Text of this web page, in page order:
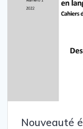
Nouveauté